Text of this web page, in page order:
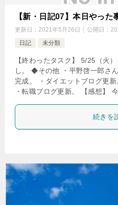
【新・日記07】本日やった
更新日： 2021年5月26日 公開日：
日記
未分類
【終わったタスク】 5/25（
し。 ◆その他 ・平野啓一郎さ
完成。 ・ダイエットブログ更
・転職ブログ更新。 【感想】
続きを